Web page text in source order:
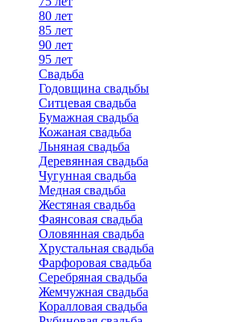
80 лет
85 лет
90 лет
95 лет
Свадьба
Годовщина свадьбы
Ситцевая свадьба
Бумажная свадьба
Кожаная свадьба
Льняная свадьба
Деревянная свадьба
Чугунная свадьба
Медная свадьба
Жестяная свадьба
Фаянсовая свадьба
Оловянная свадьба
Хрустальная свадьба
Фарфоровая свадьба
Серебряная свадьба
Жемчужная свадьба
Коралловая свадьба